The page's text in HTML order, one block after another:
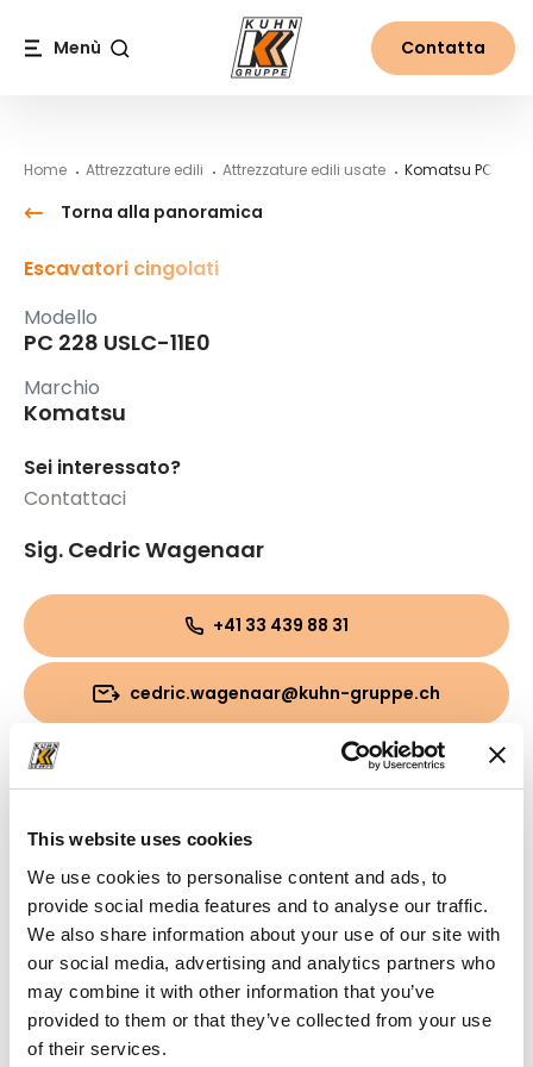
This website uses cookies
We use cookies to personalise content and ads, to
provide social media features and to analyse our traffic.
We also share information about your use of our site with
our social media, advertising and analytics partners who
may combine it with other information that you’ve
provided to them or that they’ve collected from your use
of their services.
Menù Contatta
Home Attrezzature edili Attrezzature edili usate Komatsu PC 228
Torna alla panoramica
Escavatori cingolati
Modello
PC 228 USLC-11E0
Marchio
Komatsu
Sei interessato?
Contattaci
Sig. Cedric Wagenaar
+41 33 439 88 31
cedric.wagenaar@kuhn-gruppe.ch